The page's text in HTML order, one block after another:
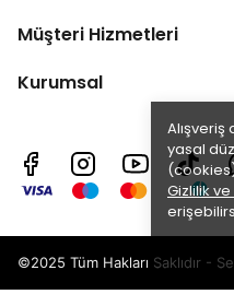
yasal
Gizlilik
Müşteri Hizmetleri
Kurumsal
©2025 Tüm Hakları Saklıdır -